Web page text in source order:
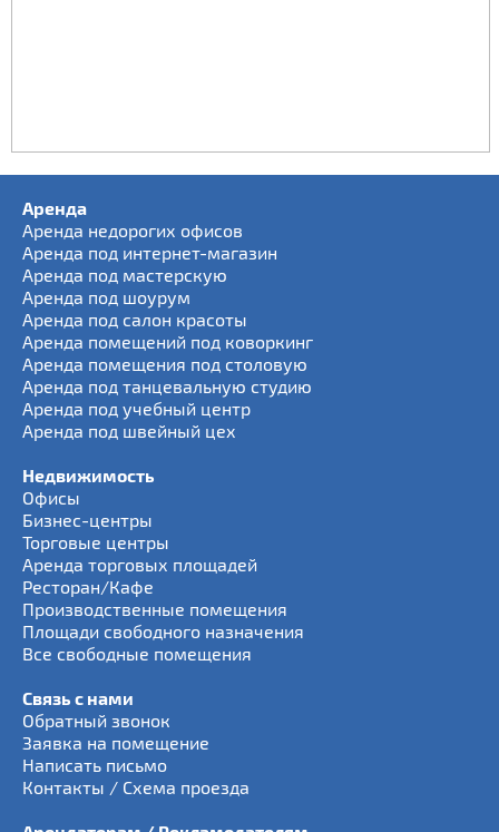
Аренда
Аренда недорогих офисов
Аренда под интернет-магазин
Аренда под мастерскую
Аренда под шоурум
Аренда под салон красоты
Аренда помещений под коворкинг
Аренда помещения под столовую
Аренда под танцевальную студию
Аренда под учебный центр
Аренда под швейный цех
Недвижимость
Офисы
Бизнес-центры
Торговые центры
Аренда торговых площадей
Ресторан/Кафе
Производственные помещения
Площади свободного назначения
Все свободные помещения
Связь с нами
Обратный звонок
Заявка на помещение
Написать письмо
Контакты / Схема проезда